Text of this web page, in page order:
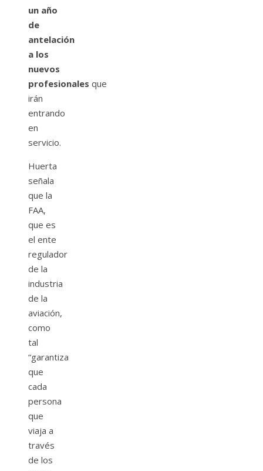
un año
de
antelación
a los
nuevos
profesionales que
irán
entrando
en
servicio.
Huerta
señala
que la
FAA,
que es
el ente
regulador
de la
industria
de la
aviación,
como
tal
“garantiza
que
cada
persona
que
viaja a
través
de los